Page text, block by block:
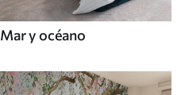
Mar y océano